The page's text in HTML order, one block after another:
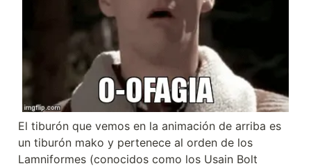
El tiburón que vemos en la animación de arriba es
un tiburón mako y pertenece al orden de los
Lamniformes (conocidos como los Usain Bolt